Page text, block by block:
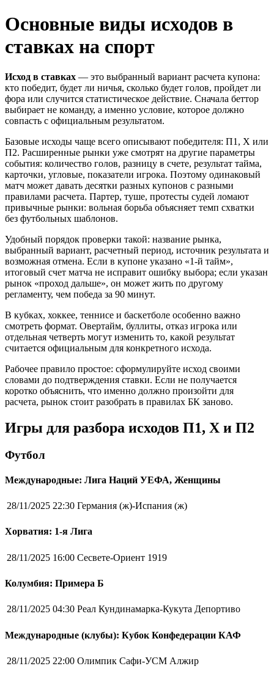
Основные виды исходов в
ставках на спорт
Исход в ставках — это выбранный вариант расчета купона:
кто победит, будет ли ничья, сколько будет голов, пройдет ли
фора или случится статистическое действие. Сначала беттор
выбирает не команду, а именно условие, которое должно
совпасть с официальным результатом.
Базовые исходы чаще всего описывают победителя: П1, X или
П2. Расширенные рынки уже смотрят на другие параметры
события: количество голов, разницу в счете, результат тайма,
карточки, угловые, показатели игрока. Поэтому одинаковый
матч может давать десятки разных купонов с разными
правилами расчета. Партер, туше, протесты судей ломают
привычные рынки: вольная борьба объясняет темп схватки
без футбольных шаблонов.
Удобный порядок проверки такой: название рынка,
выбранный вариант, расчетный период, источник результата и
возможная отмена. Если в купоне указано «1-й тайм»,
итоговый счет матча не исправит ошибку выбора; если указан
рынок «проход дальше», он может жить по другому
регламенту, чем победа за 90 минут.
В кубках, хоккее, теннисе и баскетболе особенно важно
смотреть формат. Овертайм, буллиты, отказ игрока или
отдельная четверть могут изменить то, какой результат
считается официальным для конкретного исхода.
Рабочее правило простое: сформулируйте исход своими
словами до подтверждения ставки. Если не получается
коротко объяснить, что именно должно произойти для
расчета, рынок стоит разобрать в правилах БК заново.
Игры для разбора исходов П1, X и П2
Футбол
Международные: Лига Наций УЕФА, Женщины
28/11/2025 22:30 Германия (ж)-Испания (ж)
Хорватия: 1-я Лига
28/11/2025 16:00 Сесвете-Ориент 1919
Колумбия: Примера Б
28/11/2025 04:30 Реал Кундинамарка-Кукута Депортиво
Международные (клубы): Кубок Конфедерации КАФ
28/11/2025 22:00 Олимпик Сафи-УСМ Алжир